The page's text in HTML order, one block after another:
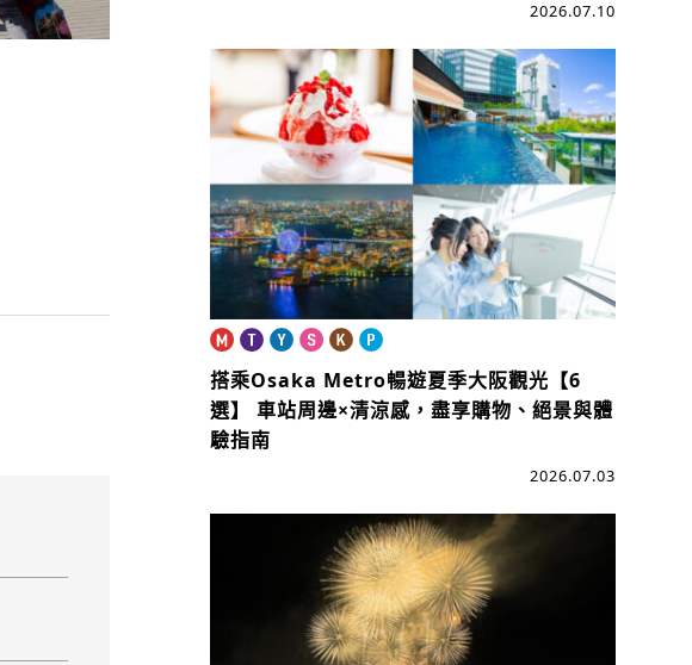
2026.07.10
搭乘Osaka Metro暢遊夏季大阪觀光【6
選】
車站周邊×清涼感，盡享購物、絕景與體
驗指南
2026.07.03